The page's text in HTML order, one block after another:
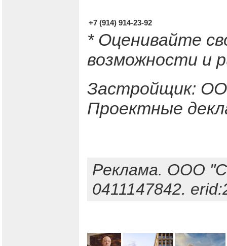
+7 (914) 914-23-92
* Оценивайте
возможности и
Застройщик:
Проектные
Реклама. ООО
0411147842.